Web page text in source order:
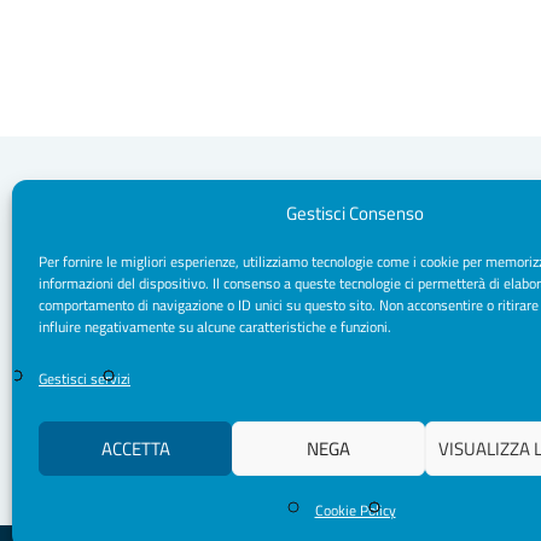
Gestisci Consenso
Per fornire le migliori esperienze, utilizziamo tecnologie come i cookie per
informazioni del dispositivo. Il consenso a queste tecnologie ci permetterà di
comportamento di navigazione o ID unici su questo sito. Non acconsentire o
influire negativamente su alcune caratteristiche e funzioni.
Gestisci servizi
ACCETTA NEGA VISUALIZZA
Cookie Policy
Segreteria Sede
Via Sparano da Bari, 170 - 70121 Bari
CF/ P. IVA: 93091790720